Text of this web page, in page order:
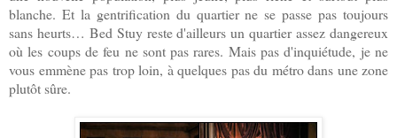
blanche. Et la gentrification du quartier ne se passe pas toujours
sans heurts… Bed Stuy reste d'ailleurs un quartier assez dangereux
où les coups de feu ne sont pas rares. Mais pas d'inquiétude, je ne
vous emmène pas trop loin, à quelques pas du métro dans une zone
plutôt sûre.